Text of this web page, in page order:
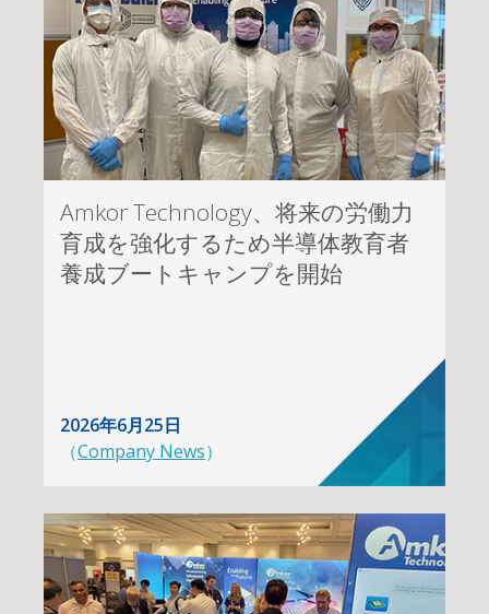
Amkor Technology、将来の労働力
育成を強化するため半導体教育者
養成ブートキャンプを開始
2026年6月25日
（Company News）